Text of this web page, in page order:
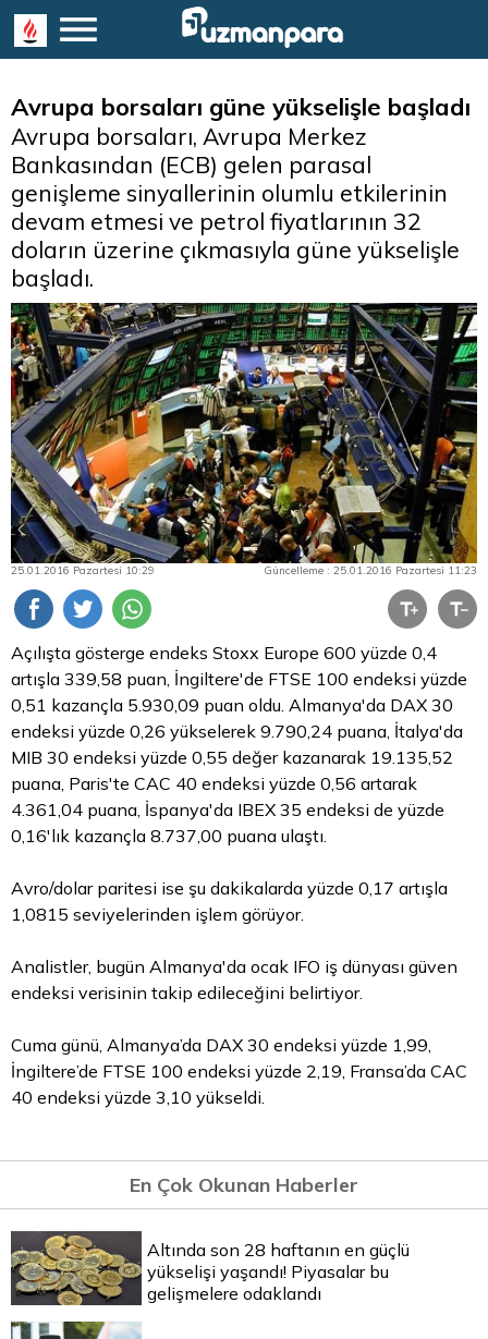
Avrupa borsaları güne yükselişle başladı
Avrupa borsaları, Avrupa Merkez
Bankasından (ECB) gelen parasal
genişleme sinyallerinin olumlu etkilerinin
devam etmesi ve petrol fiyatlarının 32
doların üzerine çıkmasıyla güne yükselişle
başladı.
25.01.2016 Pazartesi 10:29 Güncelleme : 25.01.2016 Pazartesi 11:23
Açılışta gösterge endeks Stoxx Europe 600 yüzde 0,4
artışla 339,58 puan, İngiltere'de FTSE 100 endeksi yüzde
0,51 kazançla 5.930,09 puan oldu. Almanya'da DAX 30
endeksi yüzde 0,26 yükselerek 9.790,24 puana, İtalya'da
MIB 30 endeksi yüzde 0,55 değer kazanarak 19.135,52
puana, Paris'te CAC 40 endeksi yüzde 0,56 artarak
4.361,04 puana, İspanya'da IBEX 35 endeksi de yüzde
0,16'lık kazançla 8.737,00 puana ulaştı.
Avro/dolar paritesi ise şu dakikalarda yüzde 0,17 artışla
1,0815 seviyelerinden işlem görüyor.
Analistler, bugün Almanya'da ocak IFO iş dünyası güven
endeksi verisinin takip edileceğini belirtiyor.
Cuma günü, Almanya’da DAX 30 endeksi yüzde 1,99,
İngiltere’de FTSE 100 endeksi yüzde 2,19, Fransa’da CAC
40 endeksi yüzde 3,10 yükseldi.
En Çok Okunan Haberler
Altında son 28 haftanın en güçlü
yükselişi yaşandı! Piyasalar bu
gelişmelere odaklandı